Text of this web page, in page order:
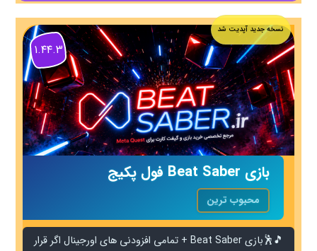
۱.۴۴.۳
بازی Beat Saber فول پکیج
محبوب ترین
🎵🕺بازی Beat Saber + تمامی افزودنی های اورجینال اگر قرار
نسخه جدید آپدیت شد